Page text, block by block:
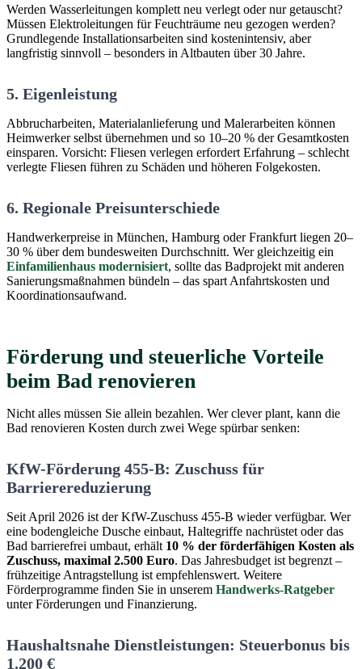
Werden Wasserleitungen komplett neu verlegt oder nur getauscht?
Müssen Elektroleitungen für Feuchträume neu gezogen werden?
Grundlegende Installationsarbeiten sind kostenintensiv, aber
langfristig sinnvoll – besonders in Altbauten über 30 Jahre.
5. Eigenleistung
Abbrucharbeiten, Materialanlieferung und Malerarbeiten können
Heimwerker selbst übernehmen und so 10–20 % der Gesamtkosten
einsparen. Vorsicht: Fliesen verlegen erfordert Erfahrung – schlecht
verlegte Fliesen führen zu Schäden und höheren Folgekosten.
6. Regionale Preisunterschiede
Handwerkerpreise in München, Hamburg oder Frankfurt liegen 20–
30 % über dem bundesweiten Durchschnitt. Wer gleichzeitig ein
Einfamilienhaus modernisiert, sollte das Badprojekt mit anderen
Sanierungsmaßnahmen bündeln – das spart Anfahrtskosten und
Koordinationsaufwand.
Förderung und steuerliche Vorteile
beim Bad renovieren
Nicht alles müssen Sie allein bezahlen. Wer clever plant, kann die
Bad renovieren Kosten durch zwei Wege spürbar senken:
KfW-Förderung 455-B: Zuschuss für
Barrierereduzierung
Seit April 2026 ist der KfW-Zuschuss 455-B wieder verfügbar. Wer
eine bodengleiche Dusche einbaut, Haltegriffe nachrüstet oder das
Bad barrierefrei umbaut, erhält 10 % der förderfähigen Kosten als
Zuschuss, maximal 2.500 Euro. Das Jahresbudget ist begrenzt –
frühzeitige Antragstellung ist empfehlenswert. Weitere
Förderprogramme finden Sie in unserem Handwerks-Ratgeber
unter Förderungen und Finanzierung.
Haushaltsnahe Dienstleistungen: Steuerbonus bis
1.200 €